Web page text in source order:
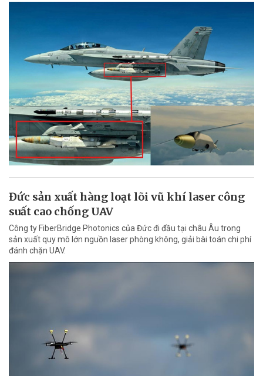
Đức sản xuất hàng loạt lõi vũ khí laser công
suất cao chống UAV
Công ty FiberBridge Photonics của Đức đi đầu tại châu Âu trong
sản xuất quy mô lớn nguồn laser phòng không, giải bài toán chi phí
đánh chặn UAV.